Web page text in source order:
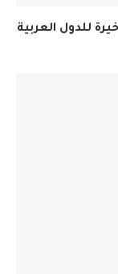
للدول العربية